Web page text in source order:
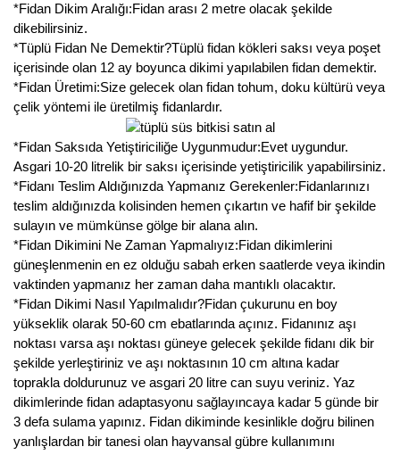
*Fidan Dikim Aralığı:Fidan arası 2 metre olacak şekilde
dikebilirsiniz.
*Tüplü Fidan Ne Demektir?Tüplü fidan kökleri saksı veya poşet
içerisinde olan 12 ay boyunca dikimi yapılabilen fidan demektir.
*Fidan Üretimi:Size gelecek olan fidan tohum, doku kültürü veya
çelik yöntemi ile üretilmiş fidanlardır.
*Fidan Saksıda Yetiştiriciliğe Uygunmudur:Evet uygundur.
Asgari 10-20 litrelik bir saksı içerisinde yetiştiricilik yapabilirsiniz.
*Fidanı Teslim Aldığınızda Yapmanız Gerekenler:Fidanlarınızı
teslim aldığınızda kolisinden hemen çıkartın ve hafif bir şekilde
sulayın ve mümkünse gölge bir alana alın.
*Fidan Dikimini Ne Zaman Yapmalıyız:Fidan dikimlerini
güneşlenmenin en ez olduğu sabah erken saatlerde veya ikindin
vaktinden yapmanız her zaman daha mantıklı olacaktır.
*Fidan Dikimi Nasıl Yapılmalıdır?Fidan çukurunu en boy
yükseklik olarak 50-60 cm ebatlarında açınız. Fidanınız aşı
noktası varsa aşı noktası güneye gelecek şekilde fidanı dik bir
şekilde yerleştiriniz ve aşı noktasının 10 cm altına kadar
toprakla doldurunuz ve asgari 20 litre can suyu veriniz. Yaz
dikimlerinde fidan adaptasyonu sağlayıncaya kadar 5 günde bir
3 defa sulama yapınız. Fidan dikiminde kesinlikle doğru bilinen
yanlışlardan bir tanesi olan hayvansal gübre kullanımını